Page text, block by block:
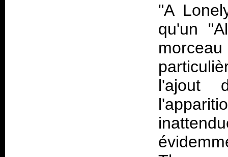
"A
qu'un
l'ajout